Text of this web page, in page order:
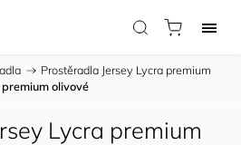
/
Prostěradla Jersey Lycra premium
olivové
Lycra premium